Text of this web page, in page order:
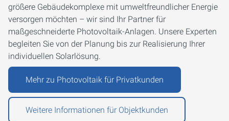
größere Gebäudekomplexe mit umweltfreundlicher Energie
versorgen möchten – wir sind Ihr Partner für
maßgeschneiderte Photovoltaik-Anlagen. Unsere Experten
begleiten Sie von der Planung bis zur Realisierung Ihrer
individuellen Solarlösung.
Mehr zu Photovoltaik für Privatkunden
Weitere Informationen für Objektkunden